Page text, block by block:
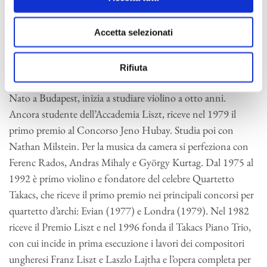
Accetta selezionati
Rifiuta
Gabor Takács-Nagy
Nato a Budapest, inizia a studiare violino a otto anni.
Ancora studente dell’Accademia Liszt, riceve nel 1979 il
primo premio al Concorso Jeno Hubay. Studia poi con
Nathan Milstein. Per la musica da camera si perfeziona con
Ferenc Rados, Andras Mihaly e György Kurtag. Dal 1975 al
1992 è primo violino e fondatore del celebre Quartetto
Takacs, che riceve il primo premio nei principali concorsi per
quartetto d’archi: Evian (1977) e Londra (1979). Nel 1982
riceve il Premio Liszt e nel 1996 fonda il Takacs Piano Trio,
con cui incide in prima esecuzione i lavori dei compositori
ungheresi Franz Liszt e Laszlo Lajtha e l’opera completa per